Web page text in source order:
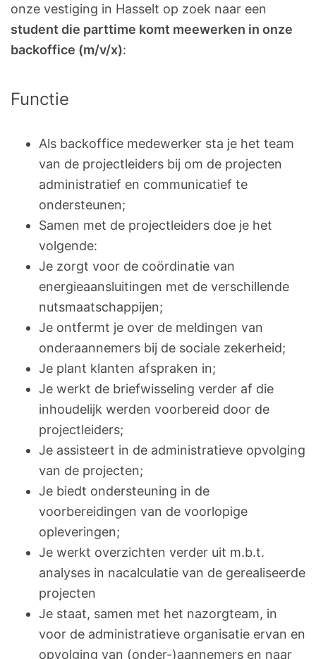
onze vestiging in Hasselt op zoek naar een
student die parttime komt meewerken in onze
backoffice (m/v/x):
Functie
Als backoffice medewerker sta je het team
van de projectleiders bij om de projecten
administratief en communicatief te
ondersteunen;
Samen met de projectleiders doe je het
volgende:
Je zorgt voor de coördinatie van
energieaansluitingen met de verschillende
nutsmaatschappijen;
Je ontfermt je over de meldingen van
onderaannemers bij de sociale zekerheid;
Je plant klanten afspraken in;
Je werkt de briefwisseling verder af die
inhoudelijk werden voorbereid door de
projectleiders;
Je assisteert in de administratieve opvolging
van de projecten;
Je biedt ondersteuning in de
voorbereidingen van de voorlopige
opleveringen;
Je werkt overzichten verder uit m.b.t.
analyses in nacalculatie van de gerealiseerde
projecten
Je staat, samen met het nazorgteam, in
voor de administratieve organisatie ervan en
opvolging van (onder-)aannemers en naar